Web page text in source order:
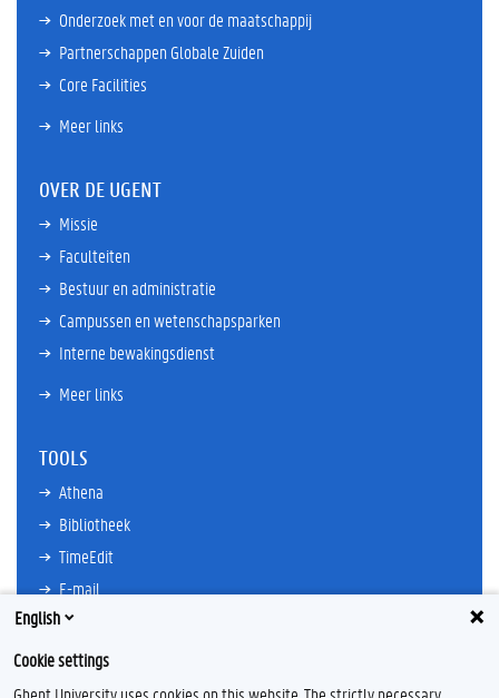
Onderzoek met en voor de maatschappij
Partnerschappen Globale Zuiden
Core Facilities
Meer links
OVER DE UGENT
Missie
Faculteiten
Bestuur en administratie
Campussen en wetenschapsparken
Interne bewakingsdienst
Meer links
TOOLS
Athena
Bibliotheek
TimeEdit
E-mail
Ufora
Oasis
Research Explorer
English
Cookie settings